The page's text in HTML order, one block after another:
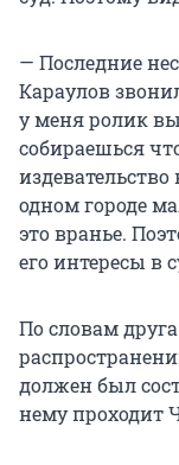
— Последние
Караулов
у меня ролик
собираешься
одном городе
это вранье.
его интересы в
По словам
должен был
нему проходит